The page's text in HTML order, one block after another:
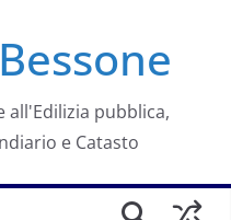
all'Edilizia pubblica,
e Catasto